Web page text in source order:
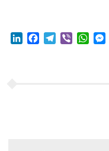
LinkedIn
Facebook
Telegram
Viber